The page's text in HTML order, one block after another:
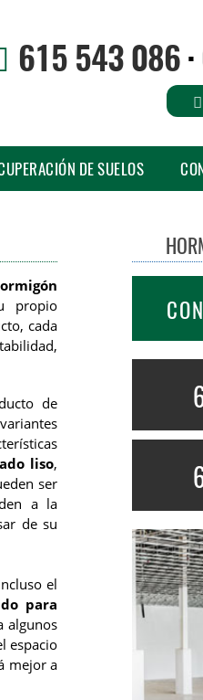
615 543 086·
DE SUELOS
propio
cada
de
liso,
ser
a la
de su
el
para
algunos
espacio
mejor a